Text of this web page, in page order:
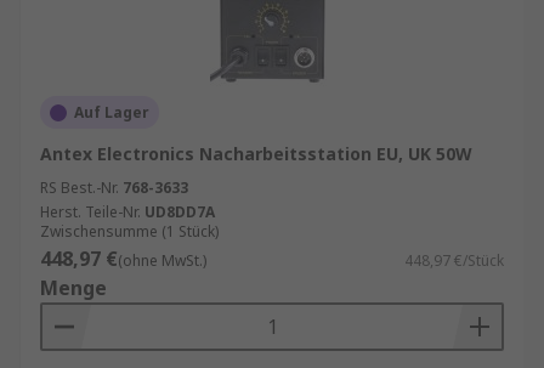
Auf Lager
Antex Electronics Nacharbeitsstation EU, UK 50W
RS Best.-Nr. 768-3633
Herst. Teile-Nr. UD8DD7A
Zwischensumme (1 Stück)
448,97 €(ohne MwSt.) 448,97 €/Stück
Menge